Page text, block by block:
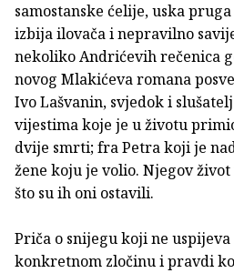
samostanske ćelije, uska
izbija ilovača i nepravilno
nekoliko Andrićevih rečenica
novog Mlakićeva romana
Ivo Lašvanin, svjedok i
vijestima koje je u životu
dvije smrti; fra Petra koji je
žene koju je volio. Njegov
što su ih oni ostavili.
Priča o snijegu koji ne
konkretnom zločinu i pravdi